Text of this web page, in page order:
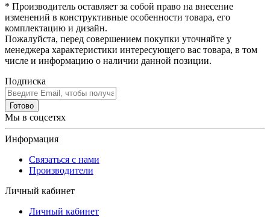
* Производитель оставляет за собой право на внесение
изменений в конструктивные особенности товара, его
комплектацию и дизайн.
Пожалуйста, перед совершением покупки уточняйте у
менеджера характеристики интересующего вас товара, в том
числе и информацию о наличии данной позиции.
Подписка
Готово
Мы в соцсетях
Информация
Связаться с нами
Производители
Личный кабинет
Личный кабинет